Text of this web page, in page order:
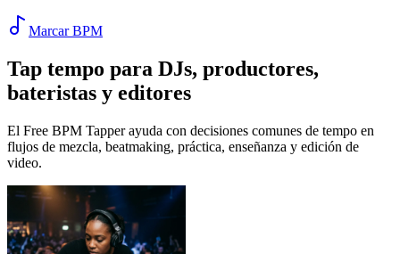
Marcar BPM
Tap tempo para DJs, productores,
bateristas y editores
El Free BPM Tapper ayuda con decisiones comunes de tempo en
flujos de mezcla, beatmaking, práctica, enseñanza y edición de
video.